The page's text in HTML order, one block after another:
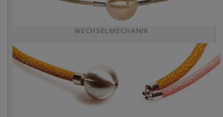
WECHSELMECHANIK